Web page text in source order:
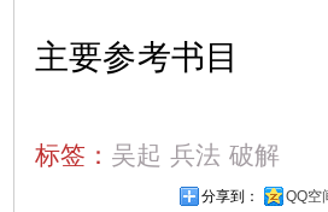
主要参考书目
标签： 吴起 兵法 破解
分享到： QQ空